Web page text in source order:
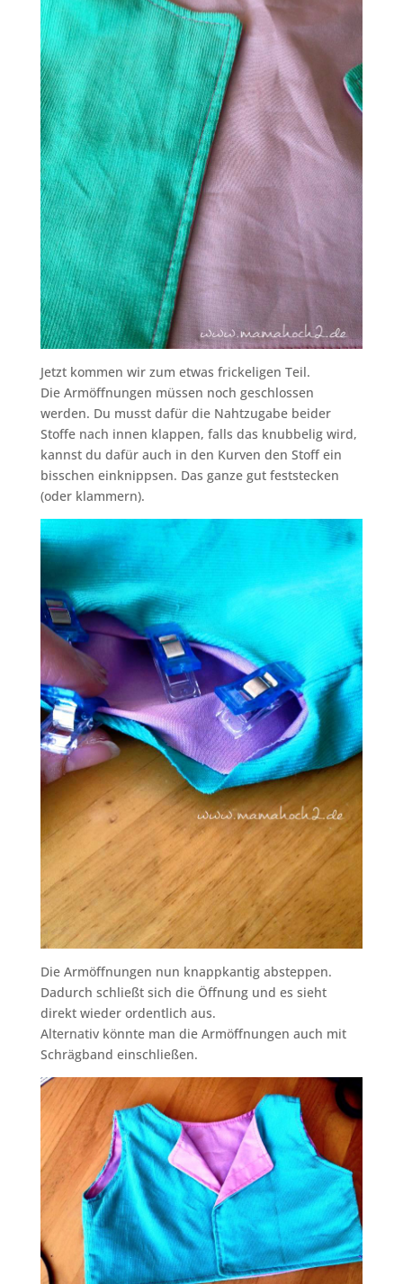
Jetzt kommen wir zum etwas frickeligen Teil.
Die Armöffnungen müssen noch geschlossen
werden. Du musst dafür die Nahtzugabe beider
Stoffe nach innen klappen, falls das knubbelig wird,
kannst du dafür auch in den Kurven den Stoff ein
bisschen einknippsen. Das ganze gut feststecken
(oder klammern).
Die Armöffnungen nun knappkantig absteppen.
Dadurch schließt sich die Öffnung und es sieht
direkt wieder ordentlich aus.
Alternativ könnte man die Armöffnungen auch mit
Schrägband einschließen.